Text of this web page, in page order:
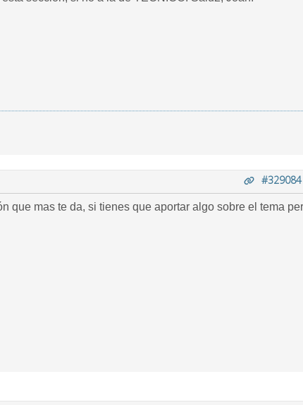
#329084
que mas te da, si tienes que aportar algo sobre el tema